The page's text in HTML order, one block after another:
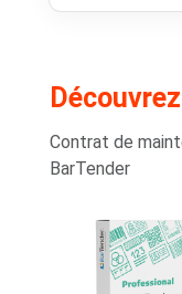
Contrat de
BarTender